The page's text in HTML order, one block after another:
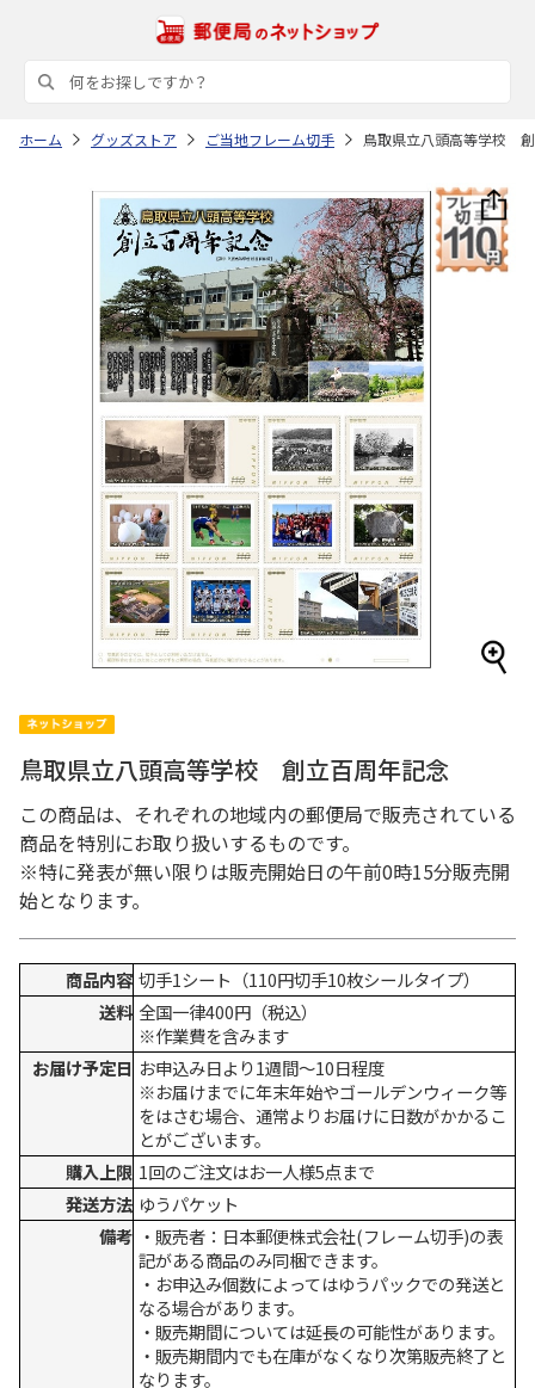
ホーム グッズストア ご当地フレーム切手 鳥取県立八頭高等学校
鳥取県立八頭高等学校 創立百周年記念
この商品は、それぞれの地域内の郵便局で販売されている
商品を特別にお取り扱いするものです。
※特に発表が無い限りは販売開始日の午前0時15分販売開
始となります。
商品内容 切手1シート（110円切手10枚シールタイプ）
送料 全国一律400円（税込）
※作業費を含みます
お届け予定日 お申込み日より1週間～10日程度
※お届けまでに年末年始やゴールデンウィーク等
をはさむ場合、通常よりお届けに日数がかかるこ
とがございます。
購入上限 1回のご注文はお一人様5点まで
発送方法 ゆうパケット
備考 ・販売者：日本郵便株式会社(フレーム切手)の表
記がある商品のみ同梱できます。
・お申込み個数によってはゆうパックでの発送と
なる場合があります。
・販売期間については延長の可能性があります。
・販売期間内でも在庫がなくなり次第販売終了と
なります。